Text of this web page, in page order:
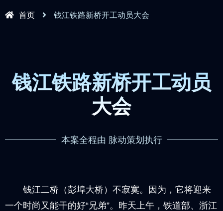
首页 钱江铁路新桥开工动员大会
钱江铁路新桥开工动员
大会
本案全程由 脉动策划执行
钱江二桥（彭埠大桥）不寂寞。因为，它将迎来
一个时尚又能干的好“兄弟”。昨天上午，铁道部、浙江